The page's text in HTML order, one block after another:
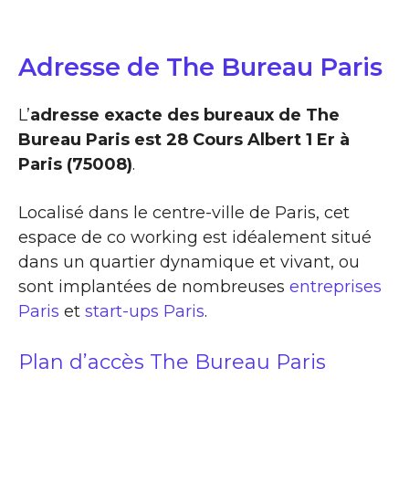
Adresse de The Bureau Paris
L’adresse exacte des bureaux de The
Bureau Paris est 28 Cours Albert 1 Er à
Paris (75008).
Localisé dans le centre-ville de Paris, cet
espace de co working est idéalement situé
dans un quartier dynamique et vivant, ou
sont implantées de nombreuses entreprises
Paris et start-ups Paris.
Plan d’accès The Bureau Paris